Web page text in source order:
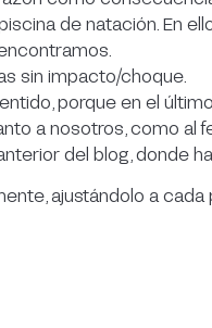
de natación. En
sin impacto/choque.
porque en el
a nosotros, como al
del blog, donde
ajustándolo a